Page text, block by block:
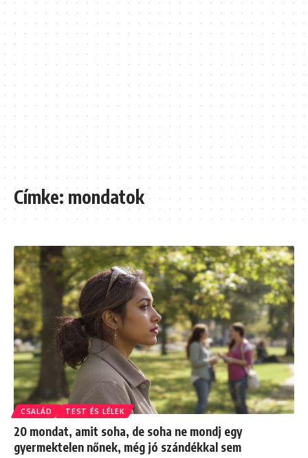
Címke:mondatok
CSALÁD TEST ÉS LÉLEK
20 mondat, amit soha, de soha ne mondj egy
gyermektelen nőnek, még jó szándékkal sem